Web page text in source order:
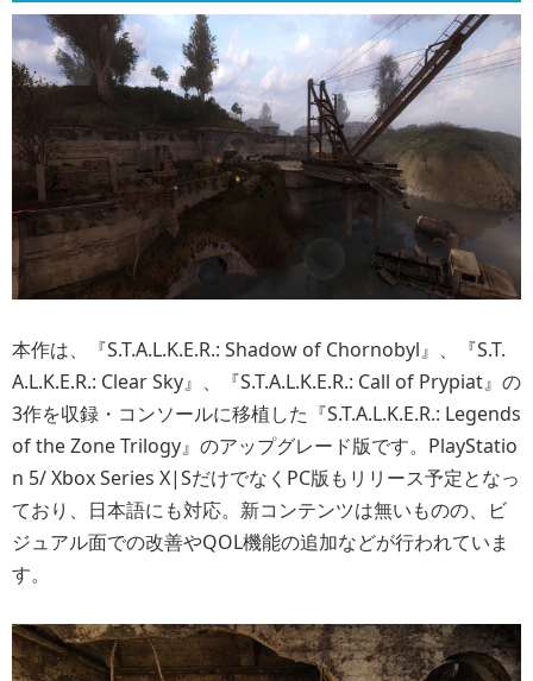
本作は、『S.T.A.L.K.E.R.: Shadow of Chornobyl』、『S.T.
A.L.K.E.R.: Clear Sky』、『S.T.A.L.K.E.R.: Call of Prypiat』の
3作を収録・コンソールに移植した『S.T.A.L.K.E.R.: Legends
of the Zone Trilogy』のアップグレード版です。PlayStatio
n 5/ Xbox Series X|SだけでなくPC版もリリース予定となっ
ており、日本語にも対応。新コンテンツは無いものの、ビ
ジュアル面での改善やQOL機能の追加などが行われていま
す。